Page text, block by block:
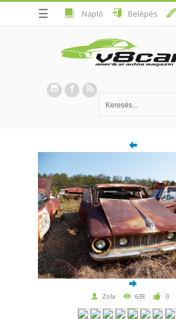
☰ Napló Belépés
Zola 638 0